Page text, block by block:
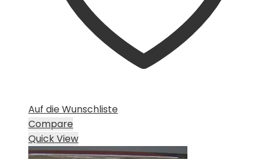
Auf die Wunschliste
Compare
Quick View